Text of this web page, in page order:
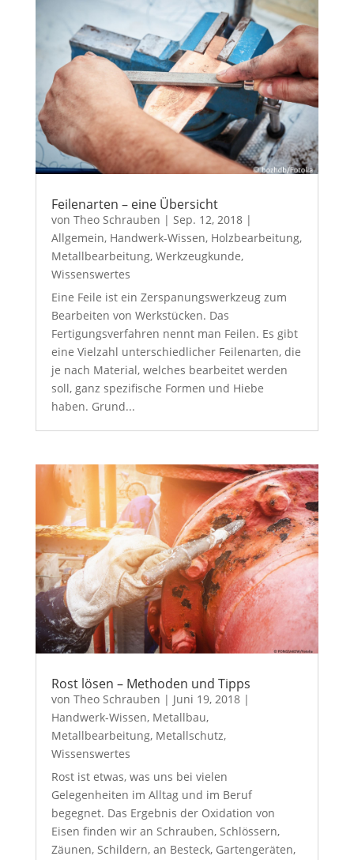
Feilenarten – eine Übersicht
von Theo Schrauben | Sep. 12, 2018|
Allgemein, Handwerk-Wissen, Holzbearbeitung,
Metallbearbeitung, Werkzeugkunde,
Wissenswertes
Eine Feile ist ein Zerspanungswerkzeug zum
Bearbeiten von Werkstücken. Das
Fertigungsverfahren nennt man Feilen. Es gibt
eine Vielzahl unterschiedlicher Feilenarten, die
je nach Material, welches bearbeitet werden
soll, ganz spezifische Formen und Hiebe
haben. Grund...
Rost lösen – Methoden und Tipps
von Theo Schrauben | Juni 19, 2018|
Handwerk-Wissen, Metallbau,
Metallbearbeitung, Metallschutz,
Wissenswertes
Rost ist etwas, was uns bei vielen
Gelegenheiten im Alltag und im Beruf
begegnet. Das Ergebnis der Oxidation von
Eisen finden wir an Schrauben, Schlössern,
Zäunen, Schildern, an Besteck, Gartengeräten,